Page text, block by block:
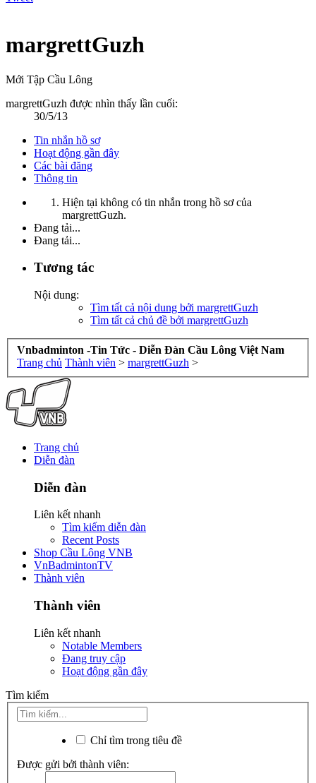
margrettGuzh
Mới Tập Cầu Lông
margrettGuzh được nhìn thấy lần cuối:
30/5/13
Tin nhắn hồ sơ
Hoạt động gần đây
Các bài đăng
Thông tin
Hiện tại không có tin nhắn trong hồ sơ của
margrettGuzh.
Đang tải...
Đang tải...
Tương tác
Nội dung:
Tìm tất cả nội dung bởi margrettGuzh
Tìm tất cả chủ đề bởi margrettGuzh
Vnbadminton -Tin Tức - Diễn Đàn Cầu Lông Việt Nam
Trang chủ Thành viên > margrettGuzh >
Trang chủ
Diễn đàn
Diễn đàn
Liên kết nhanh
Tìm kiếm diễn đàn
Recent Posts
Shop Cầu Lông VNB
VnBadmintonTV
Thành viên
Thành viên
Liên kết nhanh
Notable Members
Đang truy cập
Hoạt động gần đây
Tìm kiếm
Chỉ tìm trong tiêu đề
Được gửi bởi thành viên: